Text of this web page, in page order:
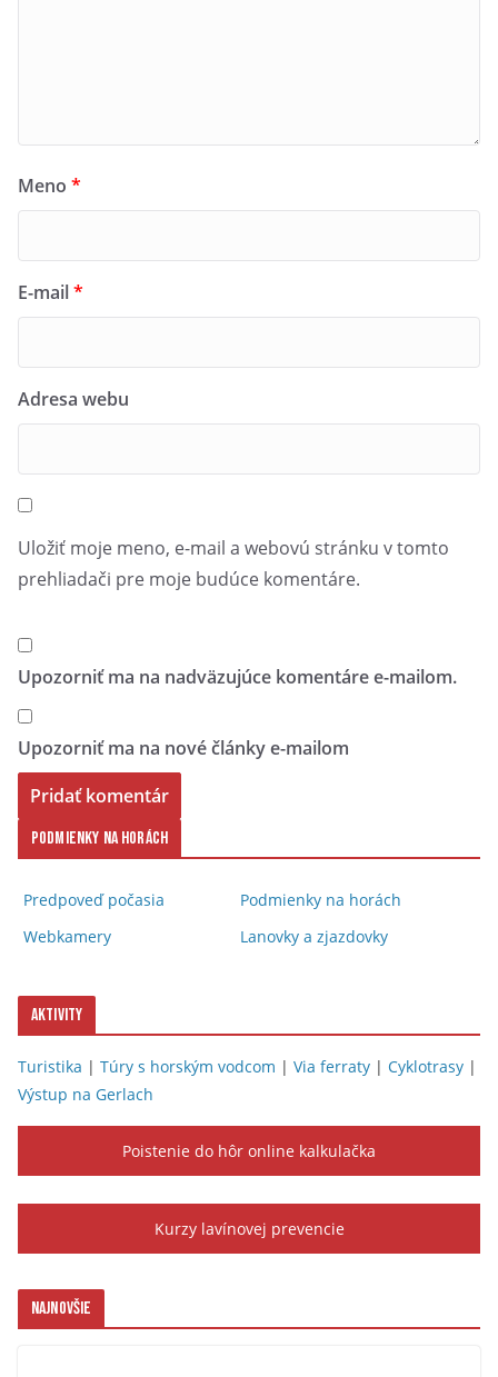
Meno *
E-mail*
Adresa webu
Uložiť moje meno, e-mail a webovú stránku v tomto
prehliadači pre moje budúce komentáre.
Upozorniť ma na nadväzujúce komentáre e-mailom.
Upozorniť ma na nové články e-mailom
Podmienky na horách
Predpoveď počasia
Webkamery
Podmienky na horách
Lanovky a zjazdovky
Aktivity
Turistika | Túry s horským vodcom | Via ferraty | Cyklotrasy |
Výstup na Gerlach
Poistenie do hôr online kalkulačka
Kurzy lavínovej prevencie
Najnovšie